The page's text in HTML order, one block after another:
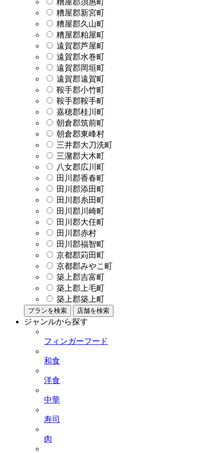
糟屋郡新宮町
糟屋郡久山町
糟屋郡粕屋町
遠賀郡芦屋町
遠賀郡水巻町
遠賀郡岡垣町
遠賀郡遠賀町
鞍手郡小竹町
鞍手郡鞍手町
嘉穂郡桂川町
朝倉郡筑前町
朝倉郡東峰村
三井郡大刀洗町
三潴郡大木町
八女郡広川町
田川郡香春町
田川郡添田町
田川郡糸田町
田川郡川崎町
田川郡大任町
田川郡赤村
田川郡福智町
京都郡苅田町
京都郡みやこ町
築上郡吉富町
築上郡上毛町
築上郡築上町
プランを検索 店舗を検索
ジャンルから探す
フィンガーフード
和食
洋食
中華
寿司
肉